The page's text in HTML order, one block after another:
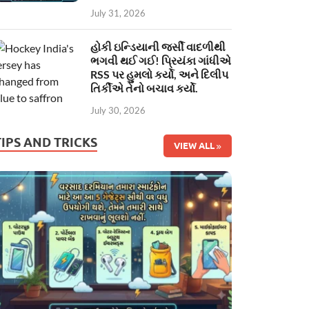
July 31, 2026
હોકી ઇન્ડિયાની જર્સી વાદળીથી
ભગવી થઈ ગઈ! પ્રિયંકા ગાંધીએ
RSS પર હુમલો કર્યો, અને દિલીપ
તિર્કીએ તેનો બચાવ કર્યો.
July 30, 2026
AND TRICKS VIEW ALL